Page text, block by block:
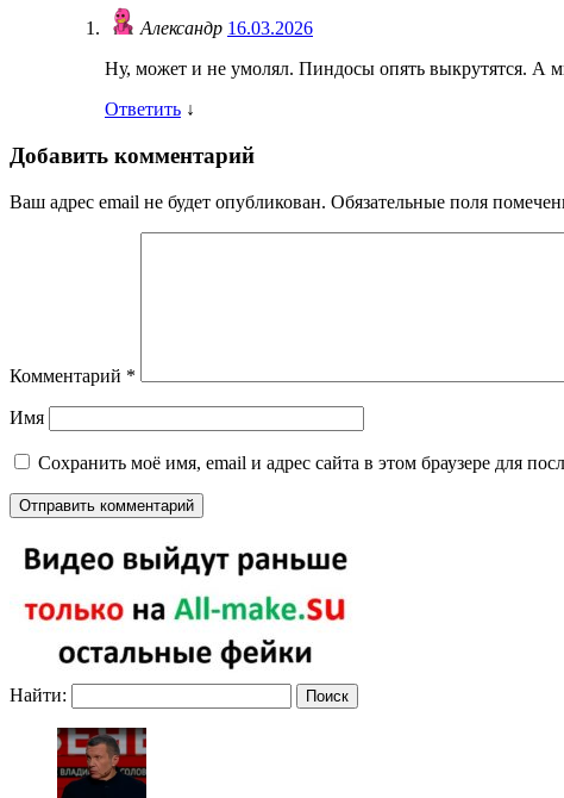
Александр 16.03.2026
Ну, может и не умолял. Пиндосы опять выкрутятся. А
Ответить ↓
Добавить комментарий
Ваш адрес email не будет опубликован. Обязательные поля
Комментарий *
Имя
Сохранить моё имя, email и адрес сайта в этом браузере для
Найти: